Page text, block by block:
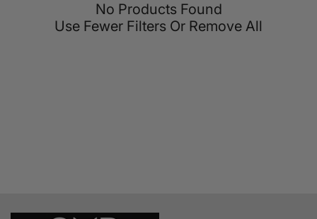
No Products Found
Use Fewer Filters Or Remove All